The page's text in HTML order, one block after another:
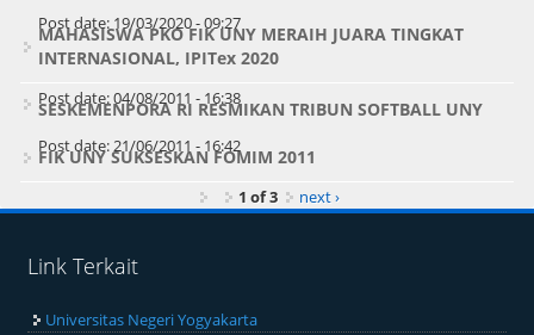
Post date: 19/03/2020 - 09:27
MAHASISWA PKO FIK UNY MERAIH JUARA TINGKAT
INTERNASIONAL, IPITex 2020
Post date:04/08/2011 - 16:38
SESKEMENPORA RI RESMIKAN TRIBUN SOFTBALL UNY
Post date:21/06/2011 - 16:42
FIK UNY SUKSESKAN FOMIM 2011
1 of 3 next ›
Link Terkait
Universitas Negeri Yogyakarta